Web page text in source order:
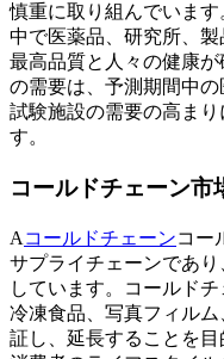
慎重に取り組んでいま
中で医薬品、研究所、
最高品質と人々の健康
の需要は、予測期間中
試験施設の需要の高ま
す。
コールドチェーン市
A コールドチェーンコー
サプライチェーンであ
しています。コールド
冷凍食品、写真フィル
証し、延長することを目